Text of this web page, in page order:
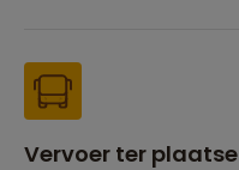
Vervoer ter plaatse